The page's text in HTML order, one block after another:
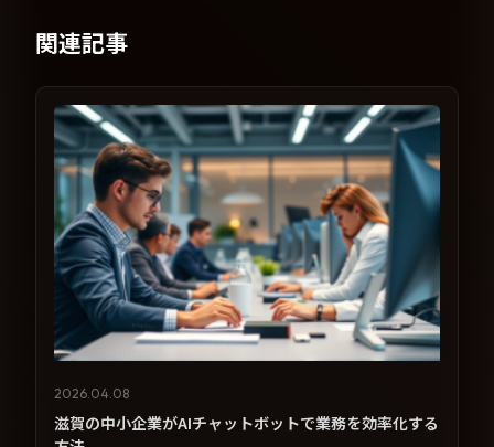
関連記事
2026.04.08
滋賀の中小企業がAIチャットボットで業務を効率化する